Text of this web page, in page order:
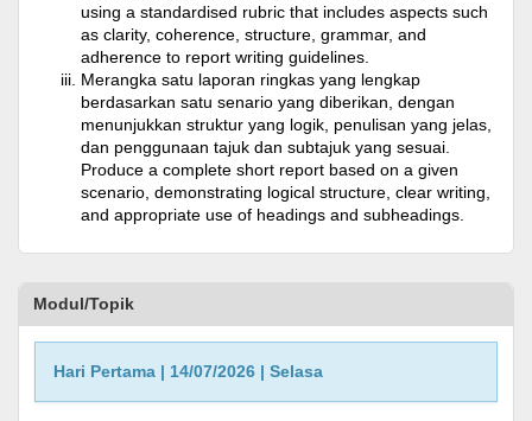
using a standardised rubric that includes aspects such
as clarity, coherence, structure, grammar, and
adherence to report writing guidelines.
Merangka satu laporan ringkas yang lengkap
berdasarkan satu senario yang diberikan, dengan
menunjukkan struktur yang logik, penulisan yang jelas,
dan penggunaan tajuk dan subtajuk yang sesuai.
Produce a complete short report based on a given
scenario, demonstrating logical structure, clear writing,
and appropriate use of headings and subheadings.
Modul/Topik
Hari Pertama | 14/07/2026 | Selasa